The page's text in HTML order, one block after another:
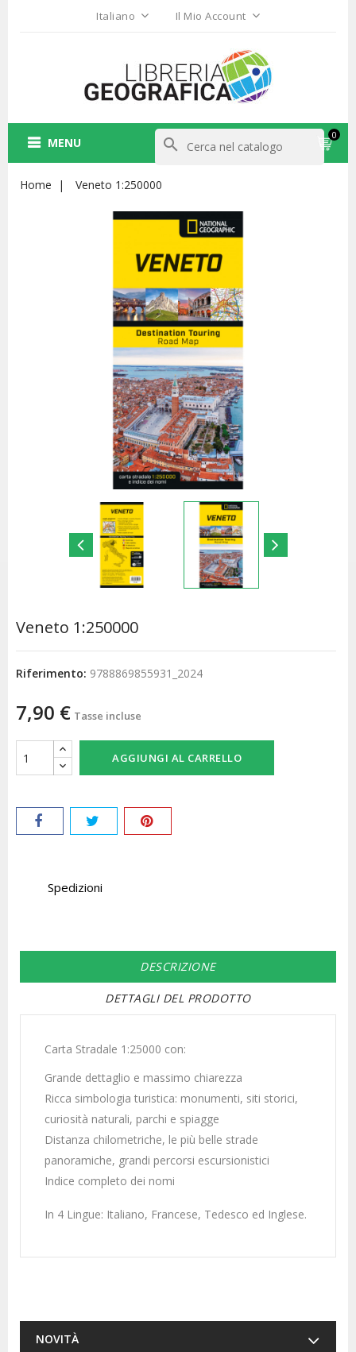
Italiano Il Mio Account
0
MENU search
Home Veneto 1:250000
Veneto 1:250000
Riferimento: 9788869855931_2024
7,90 € Tasse incluse
AGGIUNGI AL CARRELLO
Spedizioni
DESCRIZIONE
DETTAGLI DEL PRODOTTO
Carta Stradale 1:25000 con:
Grande dettaglio e massimo chiarezza
Ricca simbologia turistica: monumenti, siti storici,
curiosità naturali, parchi e spiagge
Distanza chilometriche, le più belle strade
panoramiche, grandi percorsi escursionistici
Indice completo dei nomi
In 4 Lingue: Italiano, Francese, Tedesco ed Inglese.
NOVITÀ